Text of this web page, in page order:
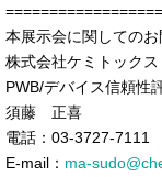
本展示会に関してのお
株式会社ケミトックス
PWB/デバイス信頼性
須藤 正喜
電話：03-3727-7111
E-mail： ma-